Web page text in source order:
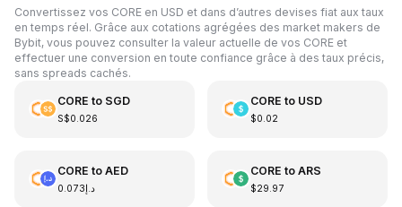
Convertissez vos CORE en USD et dans d’autres devises fiat aux taux
en temps réel. Grâce aux cotations agrégées des market makers de
Bybit, vous pouvez consulter la valeur actuelle de vos CORE et
effectuer une conversion en toute confiance grâce à des taux précis,
sans spreads cachés.
CORE to SGD
S$0.026
CORE to USD
$0.02
CORE to AED
د.إ0.073
CORE to ARS
$29.97